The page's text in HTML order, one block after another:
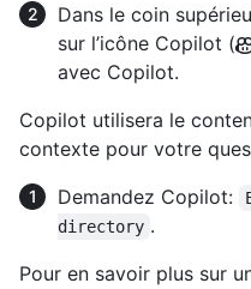
Dans le coin
sur l’icône Copilot (
avec Copilot.
Copilot utilisera le
contexte pour votre
Demandez Copilot:
directory .
Pour en savoir plus sur